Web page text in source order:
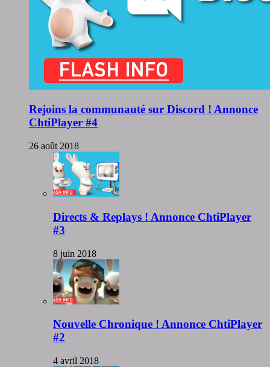
Rejoins la communauté sur Discord ! Annonce
ChtiPlayer #4
26 août 2018
Directs & Replays ! Annonce ChtiPlayer
#3
8 juin 2018
Nouvelle Chronique ! Annonce ChtiPlayer
#2
4 avril 2018